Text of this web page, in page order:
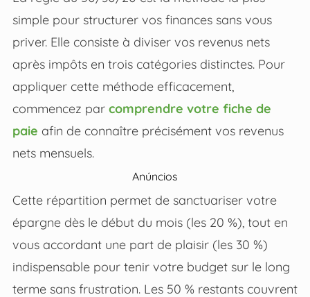
simple pour structurer vos finances sans vous
priver. Elle consiste à diviser vos revenus nets
après impôts en trois catégories distinctes. Pour
appliquer cette méthode efficacement,
commencez par comprendre votre fiche de
paie afin de connaître précisément vos revenus
nets mensuels.
Anúncios
Cette répartition permet de sanctuariser votre
épargne dès le début du mois (les 20 %), tout en
vous accordant une part de plaisir (les 30 %)
indispensable pour tenir votre budget sur le long
terme sans frustration. Les 50 % restants couvrent